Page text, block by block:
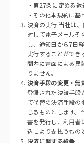
・第27条に定める
・その他本規約に
決済の実行 当社は
対して電子メールそ
し、通知日から7日
実行することができ
間内に書面による異
りません。
決済手段の変更・無
登録された決済手段
て代替の決済手段の
じるものとします
書を発行し、利用者
込により支払うもの
決済に関する紛争